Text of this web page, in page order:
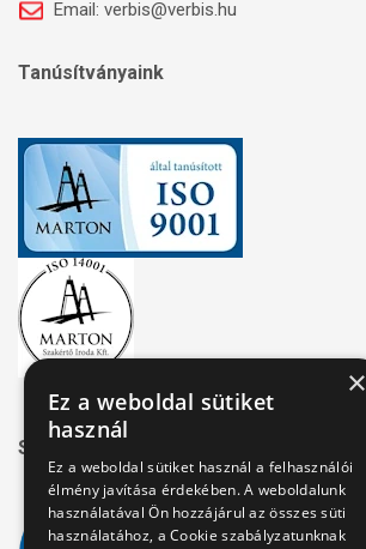
Email: verbis@verbis.hu
Tanúsítványaink
Széchenyi 2020
×
Ez a weboldal sütiket
használ
Ez a weboldal sütiket használ a felhasználói
élmény javítása érdekében. A weboldalunk
használatával Ön hozzájárul az összes süti
használatához, a Cookie szabályzatunknak